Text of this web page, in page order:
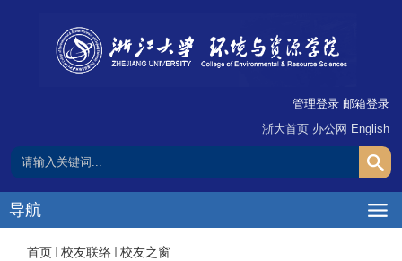
管理登录 邮箱登录
浙大首页 办公网 English
导航
首页 校友联络 校友之窗